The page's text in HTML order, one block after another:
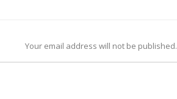
Your email address will not be published.